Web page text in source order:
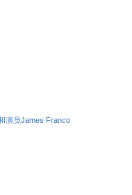
演员James Franco